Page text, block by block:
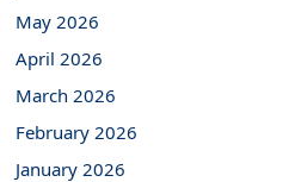
May 2026
April 2026
March 2026
February 2026
January 2026